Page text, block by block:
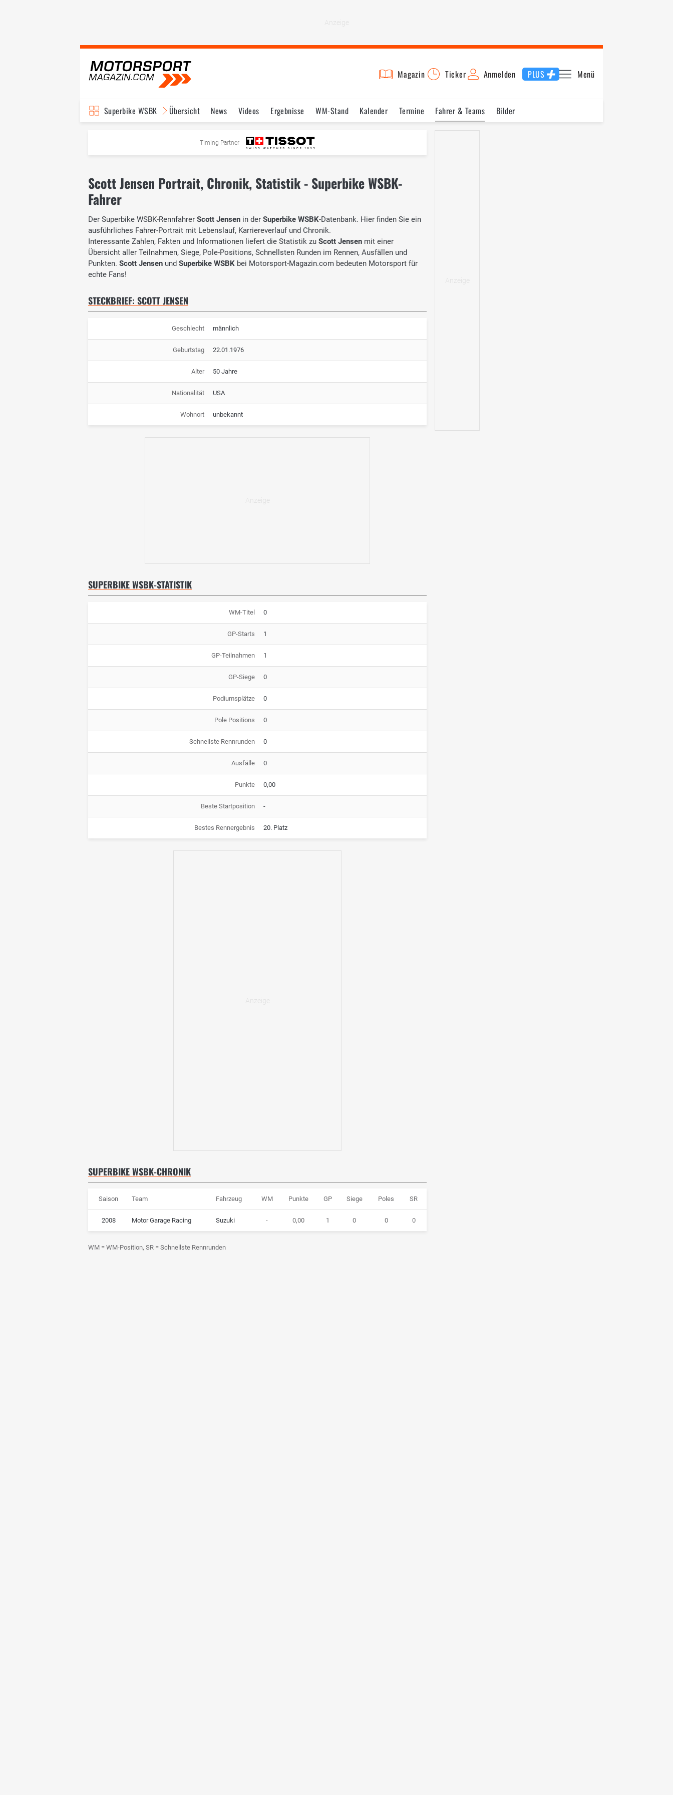
Magazin Ticker Anmelden PLUS Menü
Superbike WSBK Übersicht News Videos Ergebnisse WM-Stand Kalender Termine Fahrer & Teams Bilder
Timing Partner
Scott Jensen Portrait, Chronik, Statistik - Superbike WSBK-
Fahrer
Der Superbike WSBK-Rennfahrer Scott Jensen in der Superbike WSBK-Datenbank. Hier finden Sie ein
ausführliches Fahrer-Portrait mit Lebenslauf, Karriereverlauf und Chronik.
Interessante Zahlen, Fakten und Informationen liefert die Statistik zu Scott Jensen mit einer
Übersicht aller Teilnahmen, Siege, Pole-Positions, Schnellsten Runden im Rennen, Ausfällen und
Punkten. Scott Jensen und Superbike WSBK bei Motorsport-Magazin.com bedeuten Motorsport für
echte Fans!
STECKBRIEF: SCOTT JENSEN
Geschlecht männlich
Geburtstag 22.01.1976
Alter 50 Jahre
Nationalität USA
Wohnort unbekannt
SUPERBIKE WSBK-STATISTIK
WM-Titel 0
GP-Starts 1
GP-Teilnahmen 1
GP-Siege 0
Podiumsplätze 0
Pole Positions 0
Schnellste Rennrunden 0
Ausfälle 0
Punkte 0,00
Beste Startposition -
Bestes Rennergebnis 20. Platz
SUPERBIKE WSBK-CHRONIK
Saison Team Fahrzeug WM Punkte GP Siege Poles SR
2008 Motor Garage Racing Suzuki - 0,00 1 0 0 0
WM = WM-Position, SR = Schnellste Rennrunden